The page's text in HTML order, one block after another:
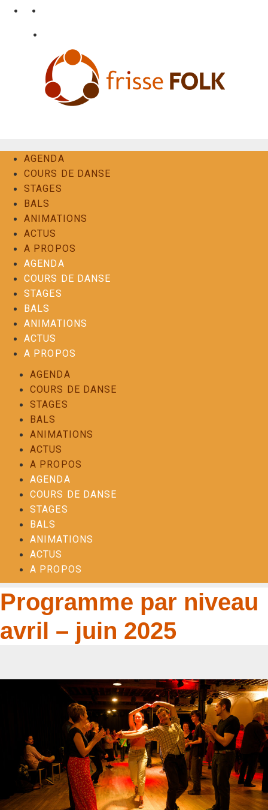
• •
•
AGENDA
COURS DE DANSE
STAGES
BALS
ANIMATIONS
ACTUS
A PROPOS
AGENDA
COURS DE DANSE
STAGES
BALS
ANIMATIONS
ACTUS
A PROPOS
AGENDA
COURS DE DANSE
STAGES
BALS
ANIMATIONS
ACTUS
A PROPOS
AGENDA
COURS DE DANSE
STAGES
BALS
ANIMATIONS
ACTUS
A PROPOS
Programme par niveau
avril – juin 2025